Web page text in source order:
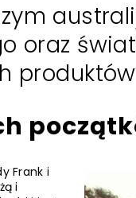
oraz
Frank i
i